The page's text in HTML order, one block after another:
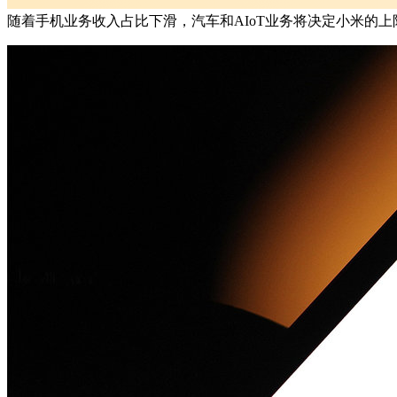
随着手机业务收入占比下滑，汽车和AIoT业务将决定小米的上